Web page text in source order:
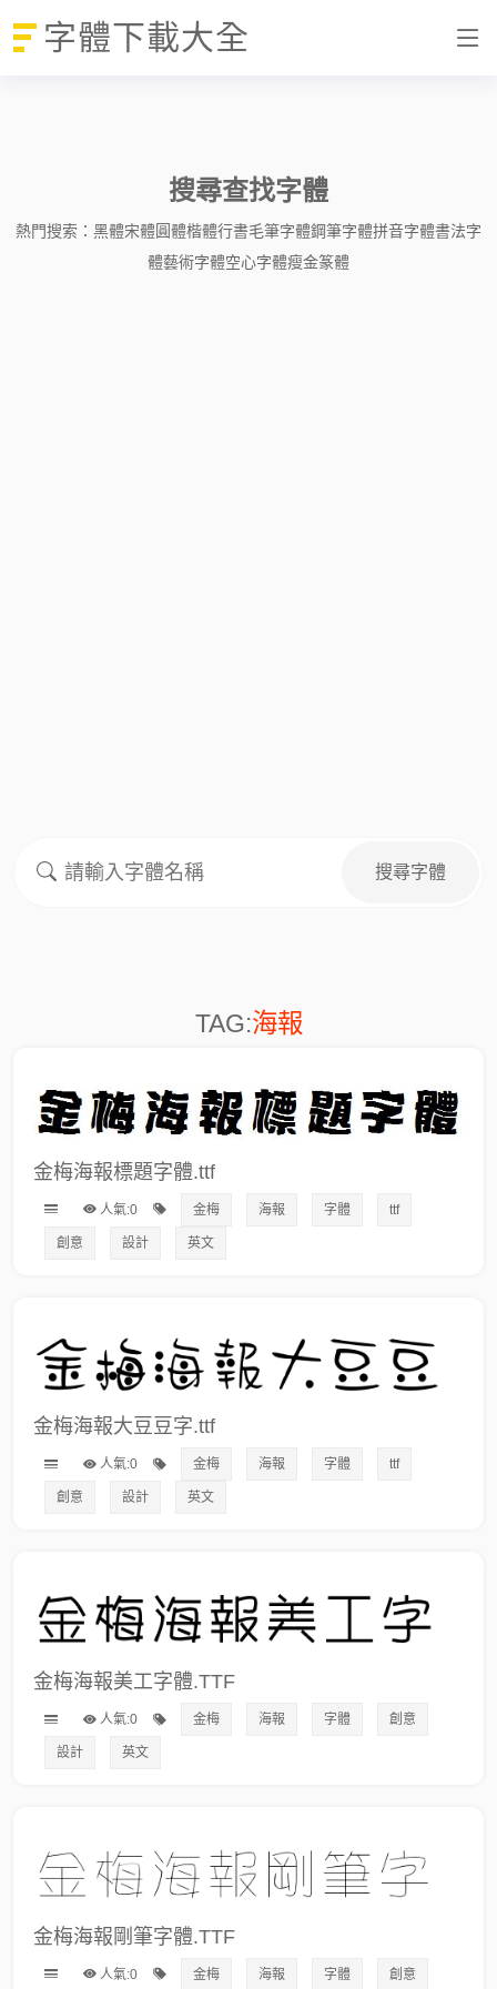
字體下載大全
搜尋查找字體
熱門搜索： 黑體宋體圓體楷體行書毛筆字體鋼筆字體拼音字體書法字
體藝術字體空心字體瘦金篆體
TAG:海報
金梅海報標題字體.ttf
人氣:0 金梅 海報 字體 ttf
創意 設計 英文
金梅海報大豆豆字.ttf
人氣:0 金梅 海報 字體 ttf
創意 設計 英文
金梅海報美工字體.TTF
人氣:0 金梅 海報 字體 創意
設計 英文
金梅海報剛筆字體.TTF
人氣:0 金梅 海報 字體 創意